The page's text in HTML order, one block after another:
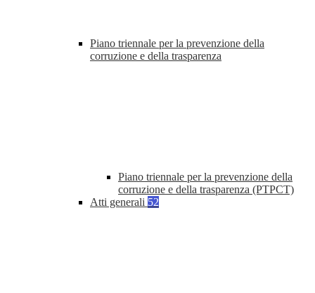
Piano triennale per la prevenzione della
corruzione e della trasparenza
Piano triennale per la prevenzione della
corruzione e della trasparenza (PTPCT)
Atti generali 52